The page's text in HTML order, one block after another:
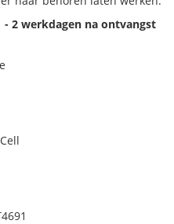
2 werkdagen na ontvangst